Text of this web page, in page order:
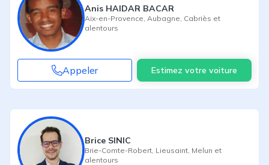
Anis HAIDAR BACAR
Aix-en-Provence Aubagne Cabriès et
alentours
Appeler Estimez votre voiture
Brice SINIC
Brie-Comte-Robert Lieusaint Melun et
alentours